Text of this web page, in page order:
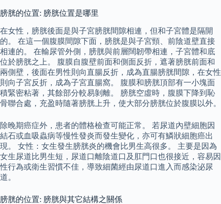
膀胱的位置: 膀胱位置是哪里
在女性，膀胱後面是與子宮膀胱間隙相連，但和子宮體是隔開
的。 在這一個腹膜間隙下面，膀胱是與子宮頸、前陰道壁直接
相連的。 在輸尿管外側，膀胱與前層闊韌帶相連，子宮體和底
位於膀胱之上。 腹膜自腹壁前面和側面反折，遮著膀胱前面和
兩側壁，後面在男性則向直腸反折，成為直腸膀胱間隙，在女性
則向子宮反折，成為子宮直腸窩。 腹膜和膀胱頂部有一小塊面
積緊密粘著，其餘部分較易剝離。 膀胱空虛時，腹膜下降到恥
骨聯合處，充盈時隨著膀胱上升，使大部分膀胱位於腹膜以外。
除晚期癌症外，患者的體格檢查可能正常。 若尿道內壁細胞因
結石或血吸蟲病等慢性發炎而發生變化，亦可有鱗狀細胞癌出
現。 女性：女生發生膀胱炎的機會比男生高很多。 主要是因為
女生尿道比男生短，尿道口離陰道口及肛門口也很接近，容易因
性行為或衛生習慣不佳，導致細菌經由尿道口進入而感染泌尿
道。
膀胱的位置: 膀胱與其它結構之關係